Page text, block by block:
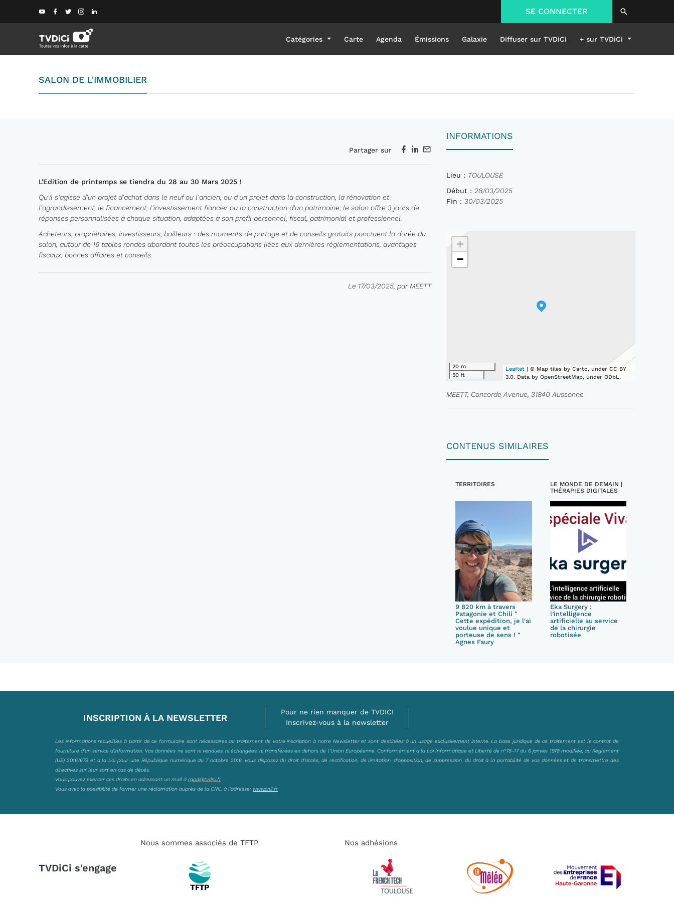
SE CONNECTER
Catégories Carte Agenda Émissions Galaxie Diffuser sur TVDiCi + sur TVDiCi
SALON DE L'IMMOBILIER
Partager sur
L'Edition de printemps se tiendra du 28 au 30 Mars 2025 !
Qu'il s'agisse d'un projet d'achat dans le neuf ou l'ancien, ou d'un projet dans la construction, la rénovation et
l'agrandissement, le financement, l'investissement fiancier ou la construction d'un patrimoine, le salon offre 3 jours de
réponses personnalisées à chaque situation, adaptées à son profil personnel, fiscal, patrimonial et professionnel.
Acheteurs, propriétaires, investisseurs, bailleurs : des moments de partage et de conseils gratuits ponctuent la durée du
salon, autour de 16 tables rondes abordant toutes les préoccupations liées aux dernières réglementations, avantages
fiscaux, bonnes affaires et conseils.
Le 17/03/2025, par MEETT
INFORMATIONS
Lieu : TOULOUSE
Début : 28/03/2025
Fin :30/03/2025
+
−
20 m
50 ft
Leaflet | © Map tiles by Carto, under CC BY
3.0. Data by OpenStreetMap, under ODbL.
MEETT, Concorde Avenue, 31840 Aussonne
CONTENUS SIMILAIRES
TERRITOIRES
9 820 km à travers
Patagonie et Chili "
Cette expédition, je l'ai
voulue unique et
porteuse de sens ! "
Agnes Faury
LE MONDE DE DEMAIN |
THÉRAPIES DIGITALES
Eka Surgery :
l’intelligence
artificielle au service
de la chirurgie
robotisée
INSCRIPTION À LA NEWSLETTER
Pour ne rien manquer de TVDICI
Inscrivez-vous à la newsletter
Les informations recueillies à partir de ce formulaire sont nécessaires au traitement de votre inscription à notre Newsletter et sont destinées à un usage exclusivement interne. La base juridique de ce traitement est le contrat de
fourniture d’un service d’information. Vos données ne sont ni vendues, ni échangées, ni transférées en dehors de l’Union Européenne. Conformément à la Loi Informatique et Liberté de n°78-17 du 6 janvier 1978 modifiée, au Règlement
(UE) 2016/679 et à la Loi pour une République numérique du 7 octobre 2016, vous disposez du droit d’accès, de rectification, de limitation, d’opposition, de suppression, du droit à la portabilité de vos données et de transmettre des
directives sur leur sort en cas de décès.
Vous pouvez exercer ces droits en adressant un mail à rgpd@tvdici.fr
Vous avez la possibilité de former une réclamation auprès de la CNIL à l’adresse: www.cnil.fr
TVDiCi s'engage
Nous sommes associés de TFTP Nos adhésions